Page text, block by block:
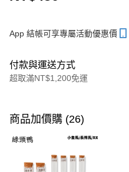
App 結帳可享專屬活動優惠價
付款與運送方式
超取滿NT$1,200免運
信用卡一次付款
信用卡分期付款
3 期 0 利率 每期
商品加價購 (26)